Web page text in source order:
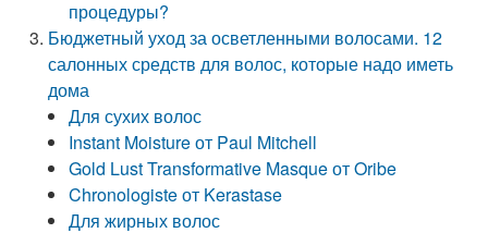
процедуры?
Бюджетный уход за осветленными волосами. 12
салонных средств для волос, которые надо иметь
дома
Для сухих волос
Instant Moisture от Paul Mitchell
Gold Lust Transformative Masque от Oribe
Chronologiste от Kerastase
Для жирных волос